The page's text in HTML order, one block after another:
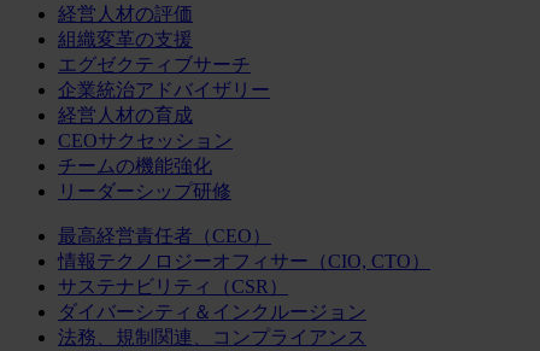
経営人材の評価
組織変革の支援
エグゼクティブサーチ
企業統治アドバイザリー
経営人材の育成
CEOサクセッション
チームの機能強化
リーダーシップ研修
最高経営責任者（CEO）
情報テクノロジーオフィサー（CIO, CTO）
サステナビリティ（CSR）
ダイバーシティ＆インクルージョン
法務、規制関連、コンプライアンス